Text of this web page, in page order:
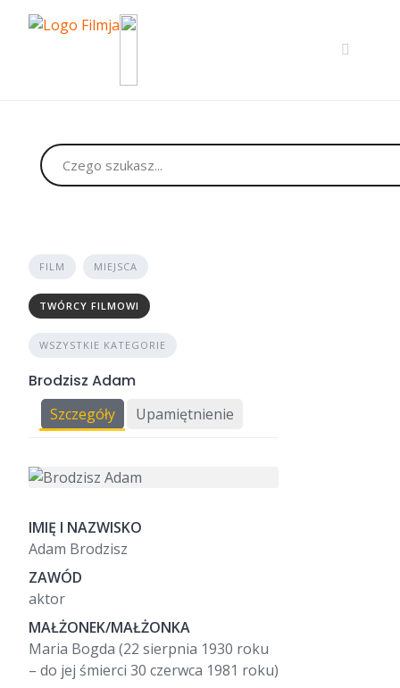
FILM MIEJSCA
TWÓRCY FILMOWI
WSZYSTKIE KATEGORIE
Brodzisz Adam
Szczegóły Upamiętnienie
IMIĘ I NAZWISKO
Adam Brodzisz
ZAWÓD
aktor
MAŁŻONEK/MAŁŻONKA
Maria Bogda (22 sierpnia 1930 roku
– do jej śmierci 30 czerwca 1981 roku)